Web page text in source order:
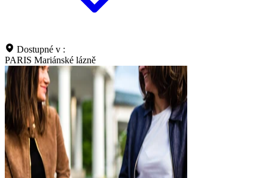
Dostupné v :
PARIS Mariánské lázně